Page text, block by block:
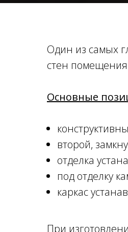
Один из самых
стен помещения
Основные
второй,
отделка
под отделку
каркас
При